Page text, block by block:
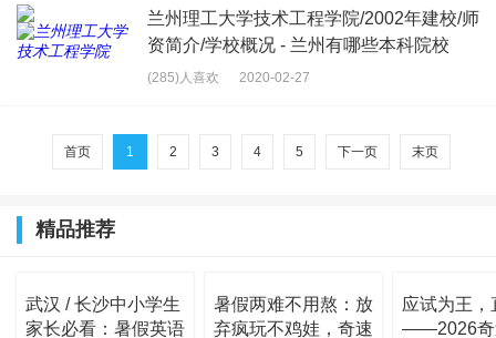
学/1958年建校/
师资简介/学校概
况 - 兰州有哪些
学技术工程学
院/2002年建校/
本科院校">
兰州理工大学技术工程学院/2002年建校/师
资简介/学校概况 - 兰州有哪些本科院校
(285)人喜欢 2020-02-27
首页 1 2 3 4 5 下一页 末页
精品推荐
武汉 / 长沙中小学生
家长必看：暑假英语
暑假两难不用熬：放
弃疯玩不鸡娃，奇速
应试为王，
——2026奇